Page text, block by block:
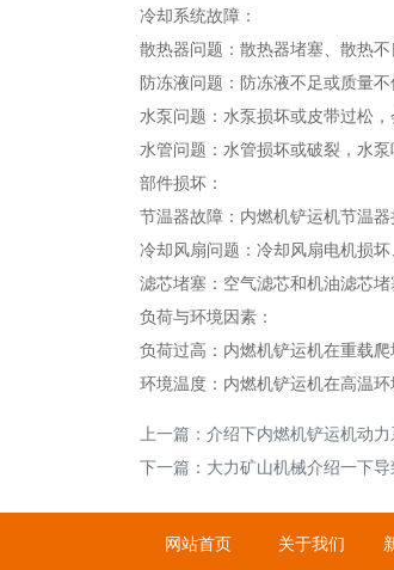
冷却系统故障：
散热器问题：散热器堵塞、散热
防冻液问题：防冻液不足或质量
水泵问题：水泵损坏或皮带过松
水管问题：水管损坏或破裂，水
部件损坏：
节温器故障：内燃机铲运机节温
冷却风扇问题：冷却风扇电机损
滤芯堵塞：空气滤芯和机油滤芯
负荷与环境因素：
负荷过高：内燃机铲运机在重载
环境温度：内燃机铲运机在高温
上一篇： 介绍下内燃机铲运机动
下一篇： 大力矿山机械介绍一下
网站首页 关于我们